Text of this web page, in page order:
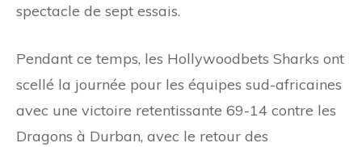
spectacle de sept essais.
Pendant ce temps, les Hollywoodbets Sharks ont
scellé la journée pour les équipes sud-africaines
avec une victoire retentissante 69-14 contre les
Dragons à Durban, avec le retour des